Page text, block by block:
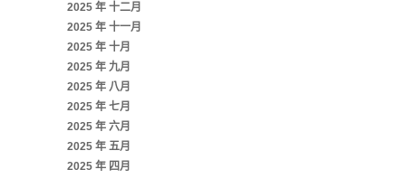
2025 年 十二月
2025 年 十一月
2025 年 十月
2025 年 九月
2025 年 八月
2025 年 七月
2025 年 六月
2025 年 五月
2025 年 四月